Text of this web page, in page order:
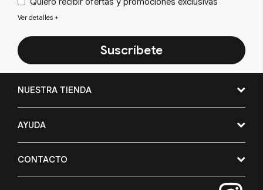
Ver detalles +
Suscríbete
NUESTRA TIENDA
AYUDA
CONTACTO